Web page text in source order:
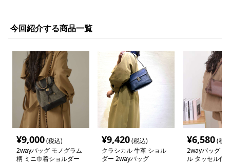
今回紹介する商品一覧
¥9,000(税込)
2wayバッグ モノグラム
柄 ミニ巾着ショルダー
¥9,420(税込)
クラシカル 牛革 ショル
ダー 2wayバッグ
¥6,580(税
2wayバッグ 上
ル タッセル付